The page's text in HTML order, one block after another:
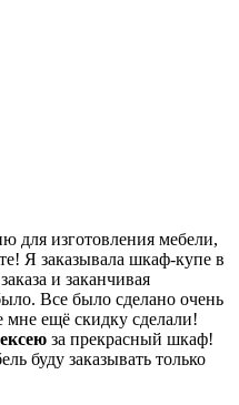
для изготовления мебели,
Я заказывала шкаф-купе в
и заканчивая
Все было сделано очень
ещё скидку сделали!
за прекрасный шкаф!
буду заказывать только